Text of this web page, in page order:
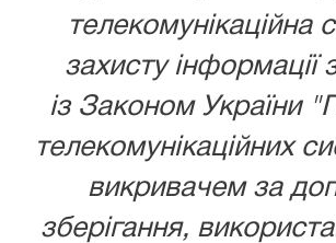
захисту інформації
із Законом України
телекомунікаційних
викривачем за
зберігання,